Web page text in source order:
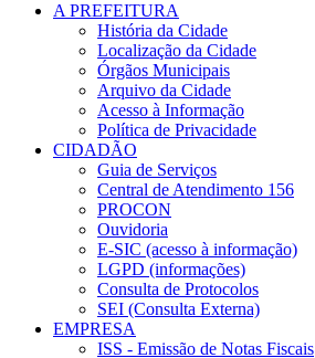
A PREFEITURA
História da Cidade
Localização da Cidade
Órgãos Municipais
Arquivo da Cidade
Acesso à Informação
Política de Privacidade
CIDADÃO
Guia de Serviços
Central de Atendimento 156
PROCON
Ouvidoria
E-SIC (acesso à informação)
LGPD (informações)
Consulta de Protocolos
SEI (Consulta Externa)
EMPRESA
ISS - Emissão de Notas Fiscais